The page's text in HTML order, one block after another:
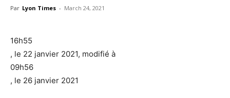
Par Lyon Times - March 24, 2021
16h55
, le 22 janvier 2021, modifié à
09h56
, le 26 janvier 2021